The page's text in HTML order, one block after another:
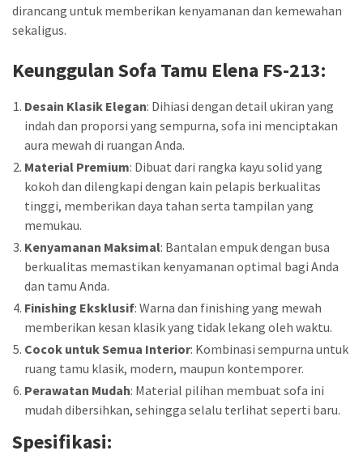
dirancang untuk memberikan kenyamanan dan kemewahan
sekaligus.
KeunggulanSofa Tamu Elena FS-213:
Desain Klasik Elegan: Dihiasi dengan detail ukiran yang
indah dan proporsi yang sempurna, sofa ini menciptakan
aura mewah di ruangan Anda.
Material Premium: Dibuat dari rangka kayu solid yang
kokoh dan dilengkapi dengan kain pelapis berkualitas
tinggi, memberikan daya tahan serta tampilan yang
memukau.
Kenyamanan Maksimal: Bantalan empuk dengan busa
berkualitas memastikan kenyamanan optimal bagi Anda
dan tamu Anda.
Finishing Eksklusif: Warna dan finishing yang mewah
memberikan kesan klasik yang tidak lekang oleh waktu.
Cocok untuk Semua Interior: Kombinasi sempurna untuk
ruang tamu klasik, modern, maupun kontemporer.
Perawatan Mudah: Material pilihan membuat sofa ini
mudah dibersihkan, sehingga selalu terlihat seperti baru.
Spesifikasi: